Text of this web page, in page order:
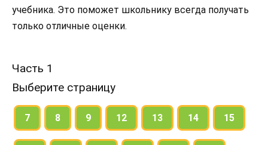
учебника. Это поможет школьнику всегда получать
только отличные оценки.
Часть 1
Выберите страницу
7 8 9 12 13 14 15